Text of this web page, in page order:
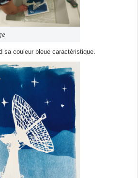
sa couleur bleue caractéristique.